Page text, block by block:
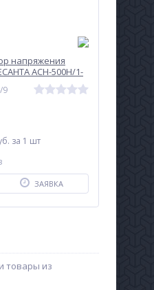
напряжения
АСН-500Н/1-
9
за 1 шт
ЗАЯВКА
товары из